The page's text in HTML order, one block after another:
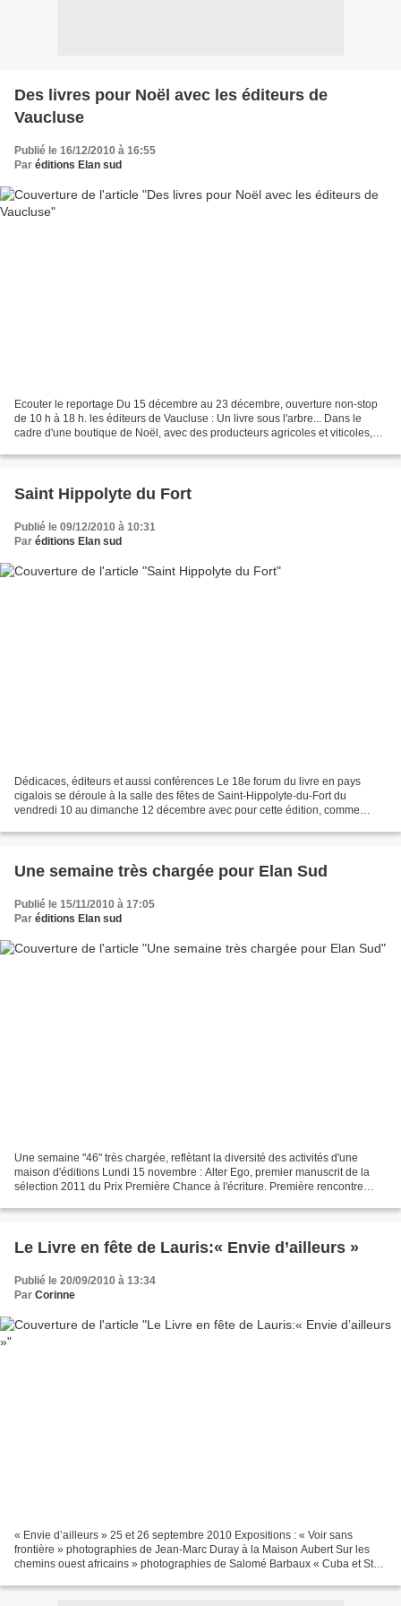
Des livres pour Noël avec les éditeurs de
Vaucluse
Publié le 16/12/2010 à 16:55
Par éditions Elan sud
Ecouter le reportage Du 15 décembre au 23 décembre, ouverture non-stop
de 10 h à 18 h. les éditeurs de Vaucluse : Un livre sous l'arbre... Dans le
cadre d'une boutique de Noël, avec des producteurs agricoles et viticoles,
Saint Hippolyte du Fort
Publié le 09/12/2010 à 10:31
Par éditions Elan sud
Dédicaces, éditeurs et aussi conférences Le 18e forum du livre en pays
cigalois se déroule à la salle des fêtes de Saint-Hippolyte-du-Fort du
vendredi 10 au dimanche 12 décembre avec pour cette édition, comme
Une semaine très chargée pour Elan Sud
Publié le 15/11/2010 à 17:05
Par éditions Elan sud
Une semaine "46" très chargée, reflètant la diversité des activités d'une
maison d'éditions Lundi 15 novembre : Alter Ego, premier manuscrit de la
sélection 2011 du Prix Première Chance à l'écriture. Première rencontre
Le Livre en fête de Lauris:« Envie d’ailleurs »
Publié le 20/09/2010 à 13:34
Par Corinne
« Envie d’ailleurs » 25 et 26 septembre 2010 Expositions : « Voir sans
frontière » photographies de Jean-Marc Duray à la Maison Aubert Sur les
chemins ouest africains » photographies de Salomé Barbaux « Cuba et Ste